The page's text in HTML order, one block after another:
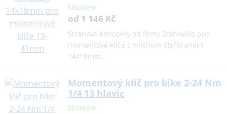
Skladem
od 1 146 Kč
Stranové koncovky od firmy Stahlwille pro
momentové klíče s vnitřním čtyřhranem
14x18mm.
Momentový klíč pro bike 2-24 Nm
1/4 13 hlavic
Skladem